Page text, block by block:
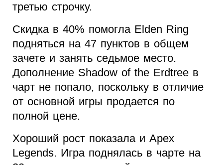
третью строчку.
Скидка в 40% помогла Elden Ring
подняться на 47 пунктов в общем
зачете и занять седьмое место.
Дополнение Shadow of the Erdtree в
чарт не попало, поскольку в отличие
от основной игры продается по
полной цене.
Хороший рост показала и Apex
Legends. Игра поднялась в чарте на